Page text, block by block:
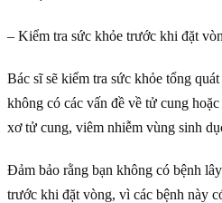
– Kiểm tra sức khỏe trước khi đặt
Bác sĩ sẽ kiểm tra sức khỏe tổng
không có các vấn đề về tử cung
xơ tử cung, viêm nhiễm vùng sinh
Đảm bảo rằng bạn không có bệnh
trước khi đặt vòng, vì các bệnh này